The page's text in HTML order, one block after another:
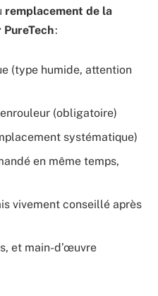
remplacement de la
:
(type humide, attention
(obligatoire)
systématique)
en même temps,
vivement conseillé après
et main-d’œuvre